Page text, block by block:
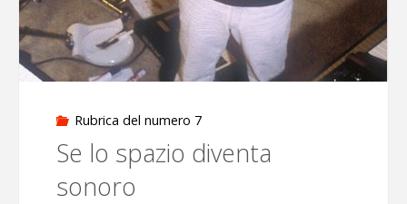
Rubrica del numero 7
Se lo spazio diventa
sonoro